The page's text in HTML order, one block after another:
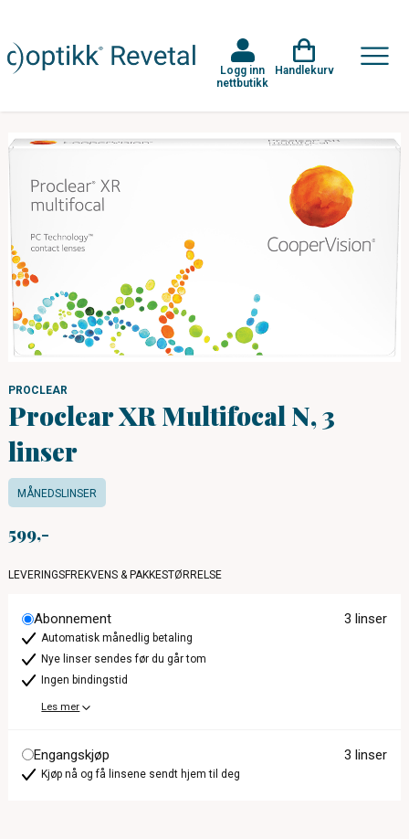
Logg inn
nettbutikk
Handlekurv
PROCLEAR
Proclear XR Multifocal N, 3
linser
MÅNEDSLINSER
599
LEVERINGSFREKVENS & PAKKESTØRRELSE
Abonnement 3 linser
Automatisk månedlig betaling
Nye linser sendes før du går tom
Ingen bindingstid
Les mer
Engangskjøp 3 linser
Kjøp nå og få linsene sendt hjem til deg